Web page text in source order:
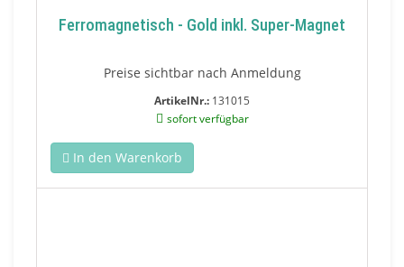
Ferromagnetisch - Gold inkl. Super-Magnet
Preise sichtbar nach Anmeldung
ArtikelNr.: 131015
sofort verfügbar
In den Warenkorb